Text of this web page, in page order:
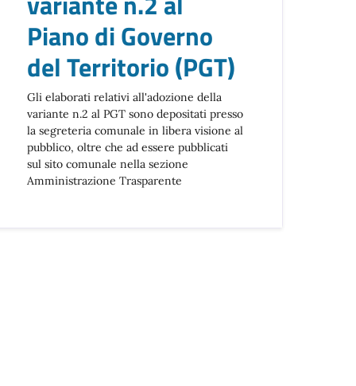
Piano di Governo
del Territorio (PGT)
Gli elaborati relativi all'adozione della
variante n.2 al PGT sono depositati presso
la segreteria comunale in libera visione al
pubblico, oltre che ad essere pubblicati
sul sito comunale nella sezione
Amministrazione Trasparente